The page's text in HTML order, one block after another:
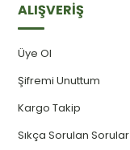
ALIŞVERİŞ
Üye Ol
Şifremi Unuttum
Kargo Takip
Sıkça Sorulan Sorular